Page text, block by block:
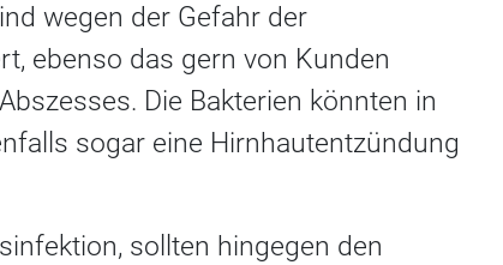
wegen der Gefahr der
ebenso das gern von Kunden
Die Bakterien könnten in
sogar eine Hirnhautentzündung
sollten hingegen den